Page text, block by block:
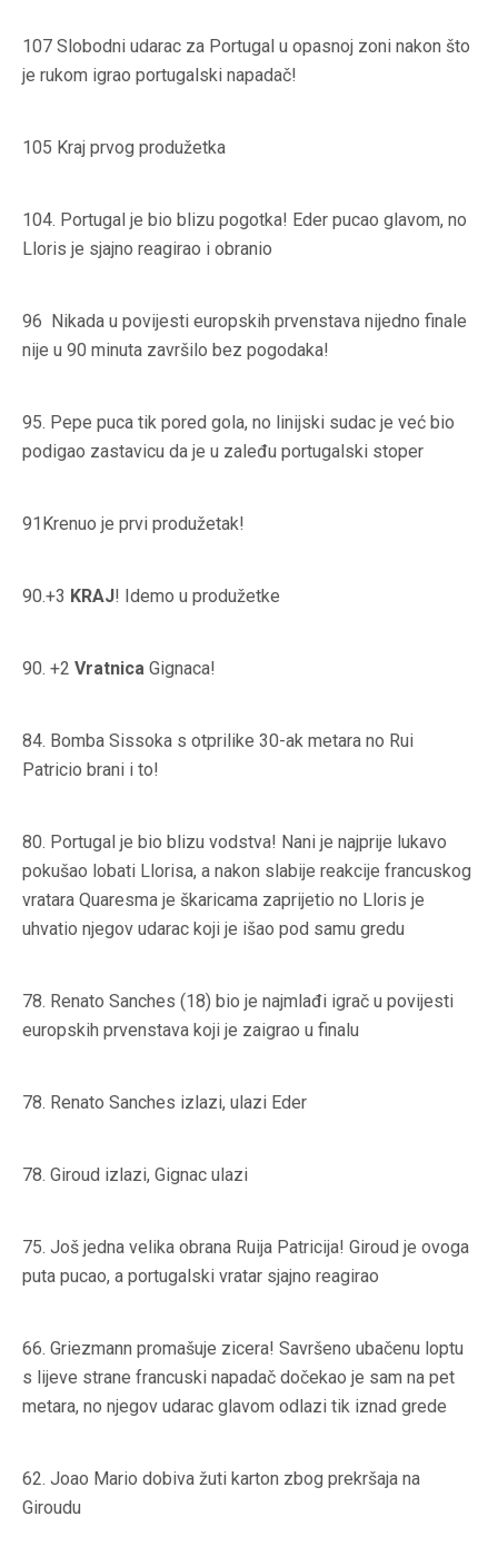
107 Slobodni udarac za Portugal u opasnoj zoni nakon što
je rukom igrao portugalski napadač!
105 Kraj prvog produžetka
104. Portugal je bio blizu pogotka! Eder pucao glavom, no
Lloris je sjajno reagirao i obranio
96
Nikada u povijesti europskih prvenstava nijedno finale
nije u 90 minuta završilo bez pogodaka!
95. Pepe puca tik pored gola, no linijski sudac je već bio
podigao zastavicu da je u zaleđu portugalski stoper
91 Krenuo je prvi produžetak!
90.+3 KRAJ! Idemo u produžetke
90. +2 Vratnica Gignaca!
84. Bomba Sissoka s otprilike 30-ak metara no Rui
Patricio brani i to!
80. Portugal je bio blizu vodstva! Nani je najprije lukavo
pokušao lobati Llorisa, a nakon slabije reakcije francuskog
vratara Quaresma je škaricama zaprijetio no Lloris je
uhvatio njegov udarac koji je išao pod samu gredu
78. Renato Sanches (18) bio je najmlađi igrač u povijesti
europskih prvenstava koji je zaigrao u finalu
78. Renato Sanches izlazi, ulazi Eder
78. Giroud izlazi, Gignac ulazi
75. Još jedna velika obrana Ruija Patricija! Giroud je ovoga
puta pucao, a portugalski vratar sjajno reagirao
66. Griezmann promašuje zicera! Savršeno ubačenu loptu
s lijeve strane francuski napadač dočekao je sam na pet
metara, no njegov udarac glavom odlazi tik iznad grede
62. Joao Mario dobiva žuti karton zbog prekršaja na
Giroudu